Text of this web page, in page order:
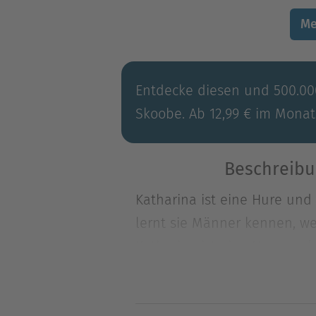
Entdecke diesen und
Skoobe. Ab 12,99 € im
Katharina ist eine Hure und
lernt sie Männer kennen,
lernt sie Männer kennen,